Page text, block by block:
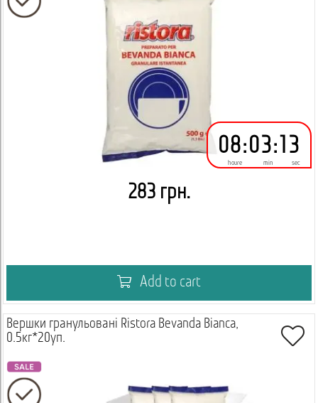
08
houre
:03
min
: 12
sec
283 грн.
Add to cart
Вершки гранульовані Ristora Bevanda Bianca,
0.5кг*20уп.